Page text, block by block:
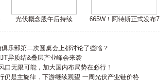
光伏概念股午后持续 665W！阿特斯正式发布7
乐部第二次圆桌会上都讨论了些啥？
异质结&叠层产业峰会来袭
口无限可能，加大国内布局势在必行！
仍是主旋律，下游继续观望 一周光伏产业链价格